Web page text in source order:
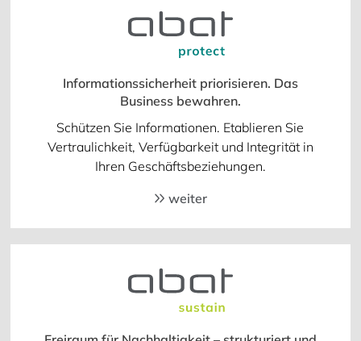
Informationssicherheit priorisieren. Das
Business bewahren.
Schützen Sie Informationen. Etablieren Sie
Vertraulichkeit, Verfügbarkeit und Integrität in
Ihren Geschäftsbeziehungen.
weiter